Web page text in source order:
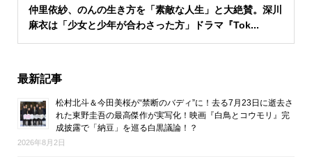
仲里依紗、のんの生き方を「素敵な人生」と大絶賛。深川
麻衣は「少女と少年が合わさった方」ドラマ『Tok...
最新記事
松村北斗＆今田美桜が“禁断のバディ”に！去る7月23日に逝去さ
れた東野圭吾の最高傑作が実写化！映画『白鳥とコウモリ』完
成披露で「納豆」を巡る白黒議論！？
2026年8月2日